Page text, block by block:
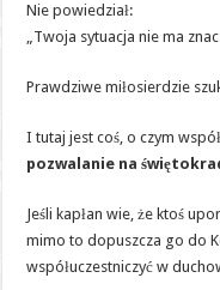
Nie powiedział:
„Twoja sytuacja nie ma
Prawdziwe miłosierdzie
I tutaj jest coś, o czym
pozwalanie na
Jeśli kapłan wie, że ktoś
mimo to dopuszcza go do
współuczestniczyć w